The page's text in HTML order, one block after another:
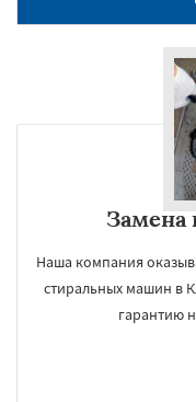
Замена
Наша компания
стиральных машин в
гарантию